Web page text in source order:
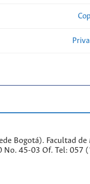
Bogotá). Facultad de
No. 45-03 Of. Tel: 057